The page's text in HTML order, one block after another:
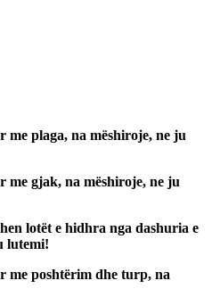
me plaga, na mëshiroje, ne ju
me gjak, na mëshiroje, ne ju
lotët e hidhra nga dashuria e
lutemi!
me poshtërim dhe turp, na